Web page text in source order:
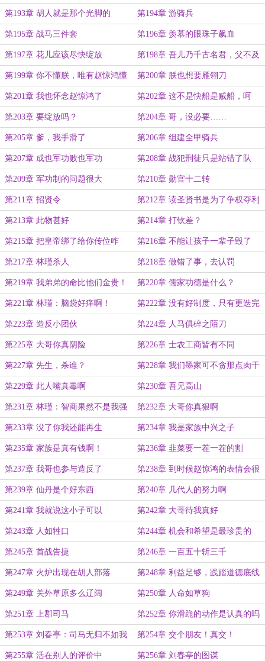
第193章 胡人就是那个光脚的 第194章 游骑兵
第195章 战马三件套 第196章 羡慕的眼珠子飙血
第197章 花儿应该尽快绽放 第198章 吾儿乃千古名君，父不及
也
第199章 你不懂朕，唯有赵惊鸿懂
朕
第200章 朕也想要雁翎刀
第201章 我也怀念赵惊鸿了 第202章 这不是快船是贼船，呵
忒！
第203章 要绽放吗？ 第204章 哥，没必要……
第205章 爹，我手滑了 第206章 组建全甲骑兵
第207章 成也军功败也军功 第208章 战犯刑徒只是站错了队
第209章 军功制的问题很大 第210章 勋官十二转
第211章 招贤令 第212章 读圣贤书是为了争权夺利
吗？
第213章 此物甚好 第214章 打钦差？
第215章 把皇帝绑了给你传位咋
样？
第216章 不能让孩子一辈子毁了
第217章 林瑾杀人 第218章 做错了事，去认罚
第219章 我弟弟的命比他们金贵！ 第220章 儒家功德是什么？
第221章 林瑾：脑袋好痒啊！ 第222章 没有好制度，只有更迭完
善
第223章 造反小团伙 第224章 人马俱碎之陌刀
第225章 大哥你真阴险 第226章 士农工商皆有不同
第227章 先生，杀谁？ 第228章 我们墨家可不贪那点肉干
第229章 此人嘴真毒啊 第230章 吾兄高山
第231章 林瑾：智商果然不是我强
项
第232章 大哥你真狠啊
第233章 没了你我还能再生 第234章 我是家族中兴之子
第235章 家族是真有钱啊！ 第236章 韭菜要一茬一茬的割
第237章 我哥也参与造反了 第238章 到时候赵惊鸿的表情会很
精彩
第239章 仙丹是个好东西 第240章 几代人的努力啊
第241章 我就说这小子可以 第242章 大哥待我真好
第243章 人如牲口 第244章 机会和希望是最珍贵的
第245章 首战告捷 第246章 一百五十斩三千
第247章 火炉出现在胡人部落 第248章 利益足够，践踏道德底线
第249章 关外草原多么辽阔 第250章 人命如草狗
第251章 上郡司马 第252章 你滑跪的动作是认真的吗
第253章 刘春亭：司马无归不如我 第254章 交个朋友！真交！
第255章 活在别人的评价中 第256章 刘春亭的图谋